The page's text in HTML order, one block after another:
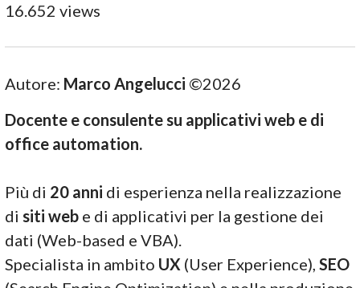
16.652 views
Autore: Marco Angelucci ©2026
Docente e consulente su applicativi web e di
office automation.
Più di 20 anni di esperienza nella realizzazione
disiti web e di applicativi per la gestione dei
dati (Web-based e VBA).
Specialista in ambito UX (User Experience),SEO